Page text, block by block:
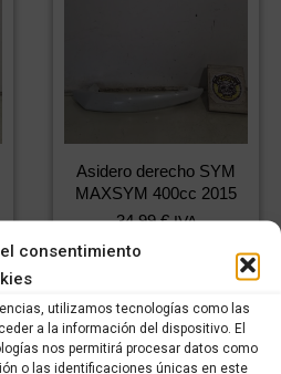
consentimiento
utilizamos tecnologías como las
a la información del dispositivo. El
nos permitirá procesar datos como
o las identificaciones únicas en este
Asidero derecho SYM
MAXSYM 400cc 2015
34,99€ IVA
incluido
Comprar